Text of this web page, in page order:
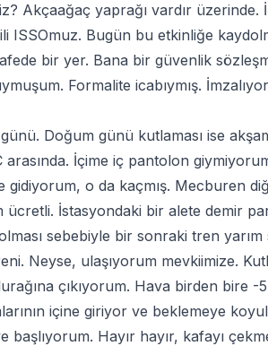
Akçaağaç yaprağı vardır
ISSOmuz. Bugün bu etkinliğe
bir yer. Bana bir güvenlik
Formalite icabıymış.
Doğum günü kutlaması ise
İçime iç pantolon
gidiyorum, o da kaçmış. Mecburen
ücretli. İstasyondaki bir alete demir
sebebiyle bir sonraki tren
Neyse, ulaşıyorum mevkiimize.
çıkıyorum. Hava birden bire
içine giriyor ve beklemeye
başlıyorum. Hayır hayır, kafayı